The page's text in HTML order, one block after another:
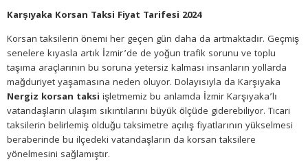
Karşıyaka Korsan Taksi Fiyat Tarifesi 2024
Korsan taksilerin önemi her geçen gün daha da artmaktadır. Geçmiş
senelere kıyasla artık İzmir’de de yoğun trafik sorunu ve toplu
taşıma araçlarının bu soruna yetersiz kalması insanların yollarda
mağduriyet yaşamasına neden oluyor. Dolayısıyla da Karşıyaka
Nergiz korsan taksi işletmemiz bu anlamda İzmir Karşıyaka’lı
vatandaşların ulaşım sıkıntılarını büyük ölçüde giderebiliyor. Ticari
taksilerin belirlemiş olduğu taksimetre açılış fiyatlarının yükselmesi
beraberinde bu ilçedeki vatandaşların da korsan taksilere
yönelmesini sağlamıştır.